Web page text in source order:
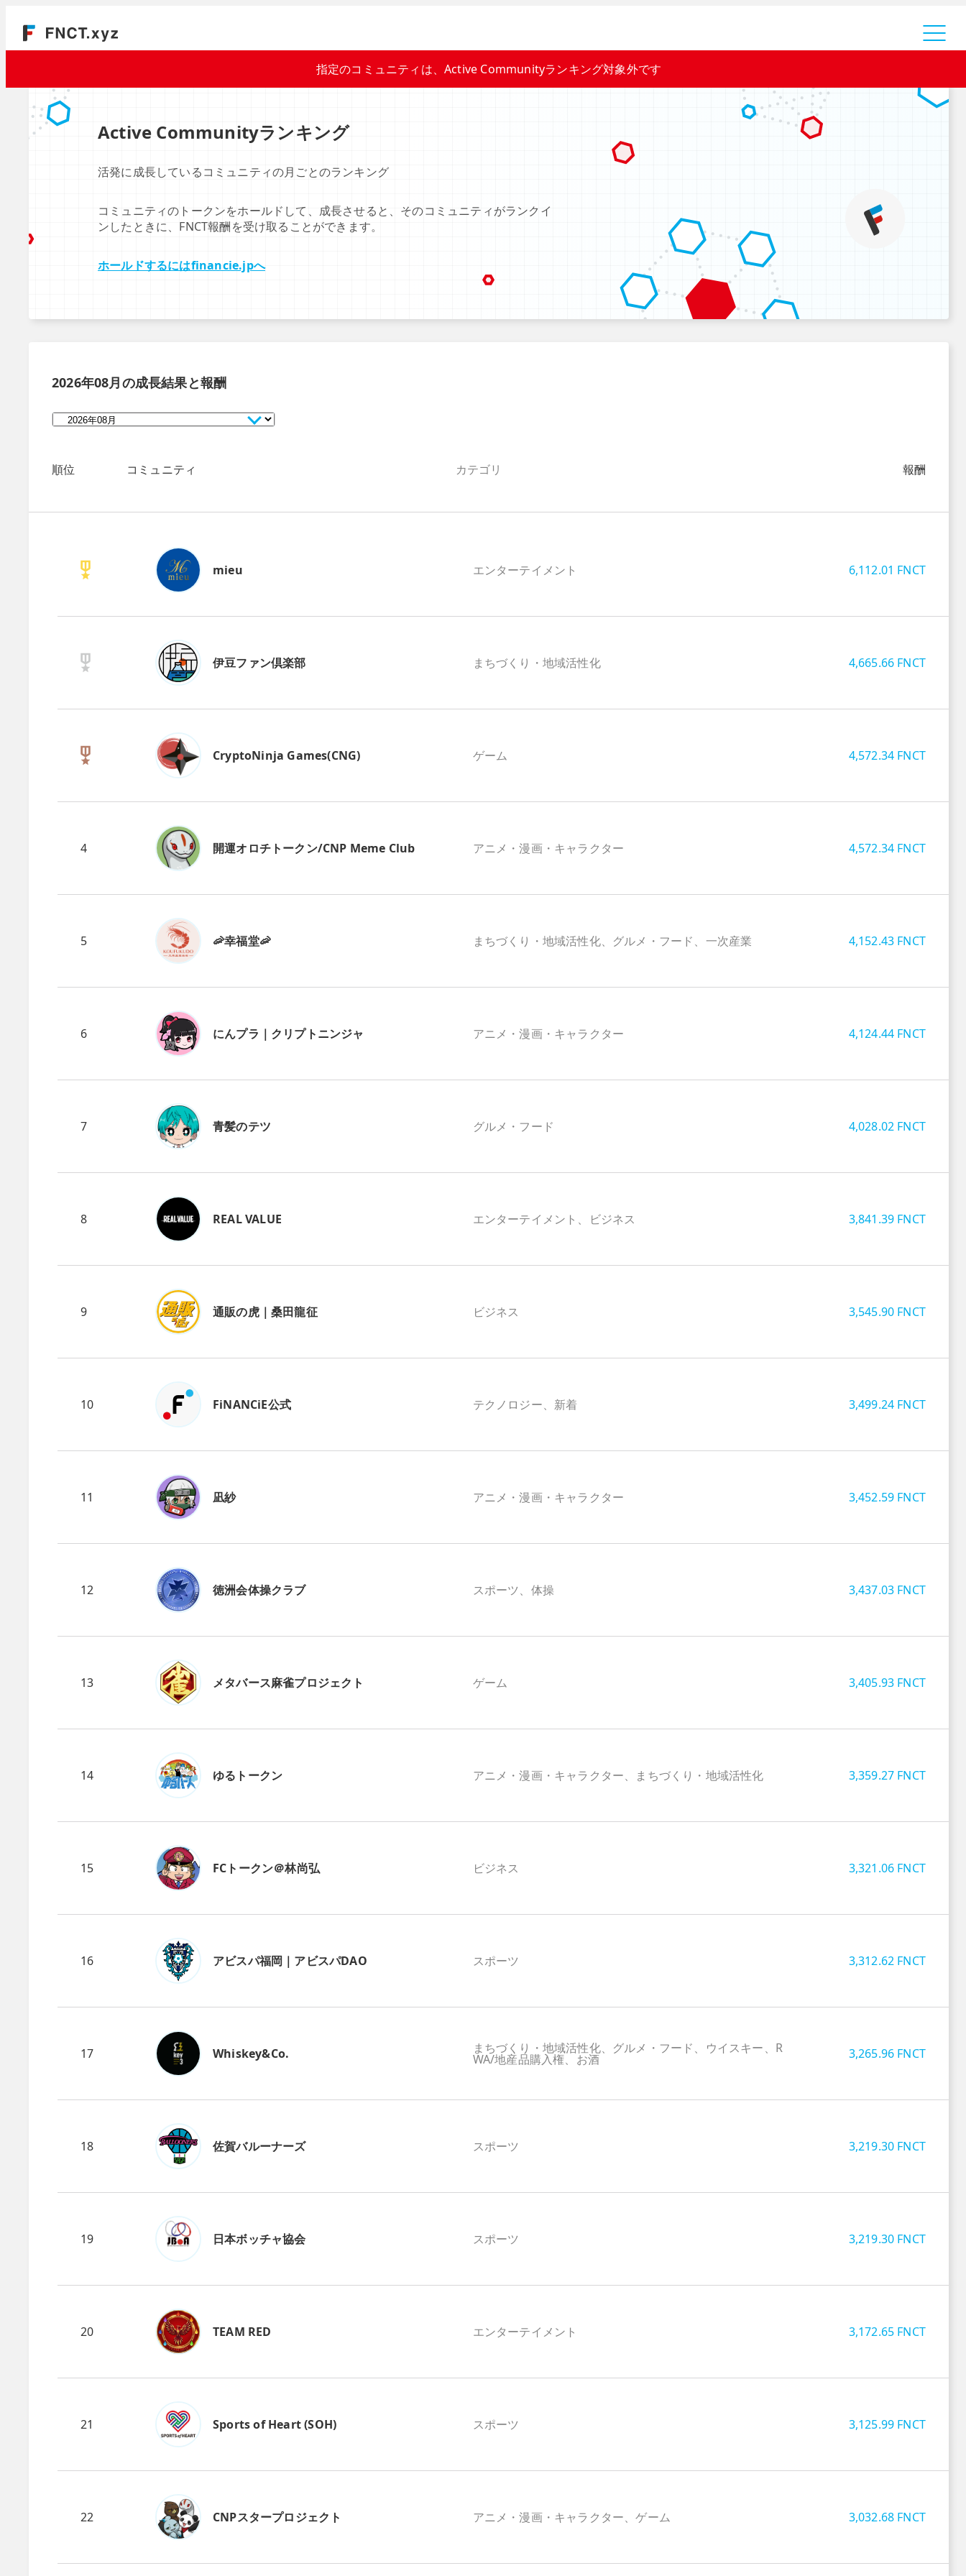
指定のコミュニティは、Active Communityランキング対象外です
Active Communityランキング
活発に成長しているコミュニティの月ごとのランキング
コミュニティのトークンをホールドして、成長させると、そのコミュニティがランクイ
ンしたときに、FNCT報酬を受け取ることができます。
ホールドするにはfinancie.jpへ
2026年08月の成長結果と報酬
順位 コミュニティ カテゴリ 報酬
mieu エンターテイメント 6,112.01 FNCT
伊豆ファン倶楽部 まちづくり・地域活性化 4,665.66 FNCT
CryptoNinja Games(CNG) ゲーム 4,572.34 FNCT
4 開運オロチトークン/CNP Meme Club アニメ・漫画・キャラクター 4,572.34 FNCT
5 🦐幸福堂🦐 まちづくり・地域活性化、グルメ・フード、一次産業 4,152.43 FNCT
6 にんプラ｜クリプトニンジャ アニメ・漫画・キャラクター 4,124.44 FNCT
7 青髪のテツ グルメ・フード 4,028.02 FNCT
8 REAL VALUE エンターテイメント、ビジネス 3,841.39 FNCT
9 通販の虎｜桑田龍征 ビジネス 3,545.90 FNCT
10 FiNANCiE公式 テクノロジー、新着 3,499.24 FNCT
11 凪紗 アニメ・漫画・キャラクター 3,452.59 FNCT
12 徳洲会体操クラブ スポーツ、体操 3,437.03 FNCT
13 メタバース麻雀プロジェクト ゲーム 3,405.93 FNCT
14 ゆるトークン アニメ・漫画・キャラクター、まちづくり・地域活性化 3,359.27 FNCT
15 FCトークン＠林尚弘 ビジネス 3,321.06 FNCT
16 アビスパ福岡｜アビスパDAO スポーツ 3,312.62 FNCT
17 Whiskey&Co. まちづくり・地域活性化、グルメ・フード、ウイスキー、R
WA/地産品購入権、お酒 3,265.96 FNCT
18 佐賀バルーナーズ スポーツ 3,219.30 FNCT
19 日本ボッチャ協会 スポーツ 3,219.30 FNCT
20 TEAM RED エンターテイメント 3,172.65 FNCT
21 Sports of Heart (SOH) スポーツ 3,125.99 FNCT
22 CNPスタープロジェクト アニメ・漫画・キャラクター、ゲーム 3,032.68 FNCT